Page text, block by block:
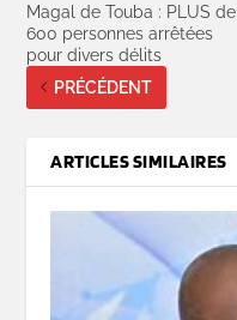
Magal de Touba : PLUS de
600 personnes arrêtées
pour divers délits
PRÉCÉDENT
ARTICLES SIMILAIRES